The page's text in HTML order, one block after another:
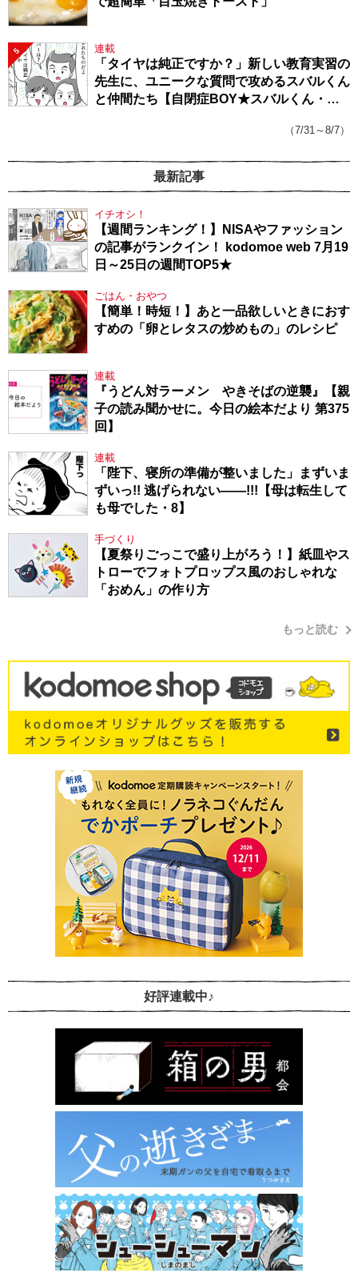
5 連載
「タイヤは純正ですか？」新しい教育実習の
先生に、ユニークな質問で攻めるスバルくん
と仲間たち【自閉症BOY★スバルくん・
（7/31～8/7）
最新記事
イチオシ！
【週間ランキング！】NISAやファッション
の記事がランクイン！ kodomoe web 7月19
日～25日の週間TOP5★
ごはん・おやつ
【簡単！時短！】あと一品欲しいときにおす
すめの「卵とレタスの炒めもの」のレシピ
連載
『うどん対ラーメン やきそばの逆襲』【親
子の読み聞かせに。今日の絵本だより 第375
回】
連載
「陛下、寝所の準備が整いました」まずいま
ずいっ!! 逃げられない――!!!【母は転生して
も母でした・8】
手づくり
【夏祭りごっこで盛り上がろう！】紙皿やス
トローでフォトプロップス風のおしゃれな
「おめん」の作り方
もっと読む
好評連載中♪